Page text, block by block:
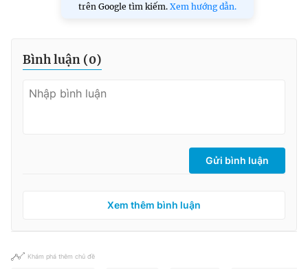
trên Google tìm kiếm. Xem hướng dẫn.
Bình luận (0)
Gửi bình luận
Xem thêm bình luận
Khám phá thêm chủ đề